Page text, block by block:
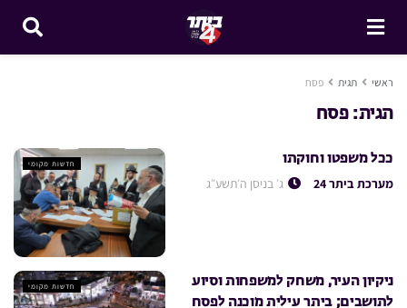
ראשי תגית פסח
תגית:פסח
חדשות מקומי ככל משפטו וחוקתו
מערכת ביתר 24 ג׳ בניסן ה׳תשע״ג
חדשות מקומי
ניקיון העיר, משחק למשפחות וסיוע
לתושבים; ביתר עילית מוכנה לפסח